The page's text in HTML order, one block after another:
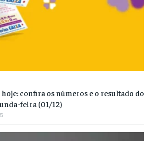
confira os números e o resultado do
feira (01/12)